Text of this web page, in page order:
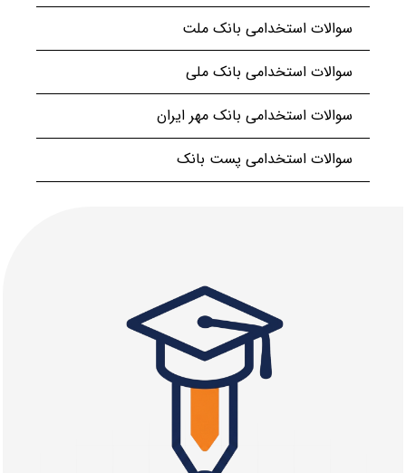
سوالات استخدامی بانک ملت
سوالات استخدامی بانک ملی
سوالات استخدامی بانک مهر ایران
سوالات استخدامی پست بانک